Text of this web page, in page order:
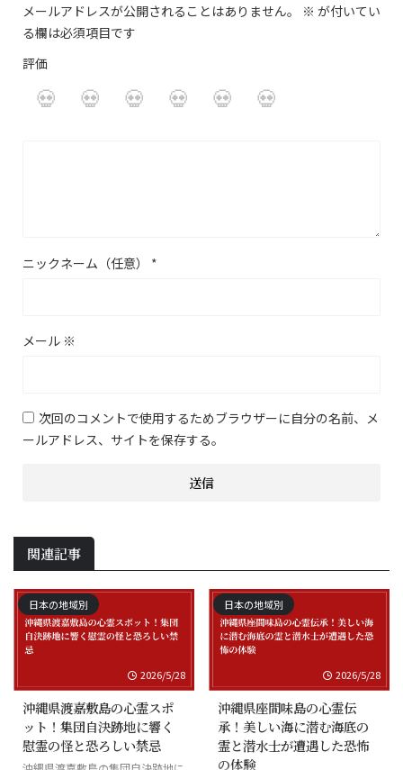
メールアドレスが公開されることはありません。 ※ が付いてい
る欄は必須項目です
評価
ニックネーム（任意） *
メール ※
次回のコメントで使用するためブラウザーに自分の名前、メ
ールアドレス、サイトを保存する。
関連記事
日本の地域別
2026/5/28
沖縄県渡嘉敷島の心霊スポ
ット！集団自決跡地に響く
慰霊の怪と恐ろしい禁忌
日本の地域別
2026/5/28
沖縄県座間味島の心霊伝
承！美しい海に潜む海底の
霊と潜水士が遭遇した恐怖
の体験